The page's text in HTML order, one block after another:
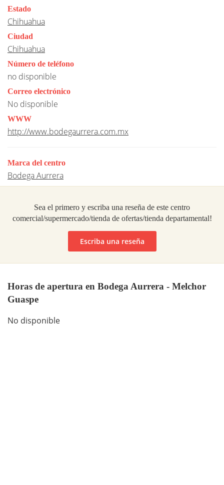
Estado
Chihuahua
Ciudad
Chihuahua
Número de teléfono
no disponible
Correo electrónico
No disponible
WWW
http://www.bodegaurrera.com.mx
Marca del centro
Bodega Aurrera
Sea el primero y escriba una reseña de este centro
comercial/supermercado/tienda de ofertas/tienda departamental!
Escriba una reseña
Horas de apertura en Bodega Aurrera - Melchor
Guaspe
No disponible